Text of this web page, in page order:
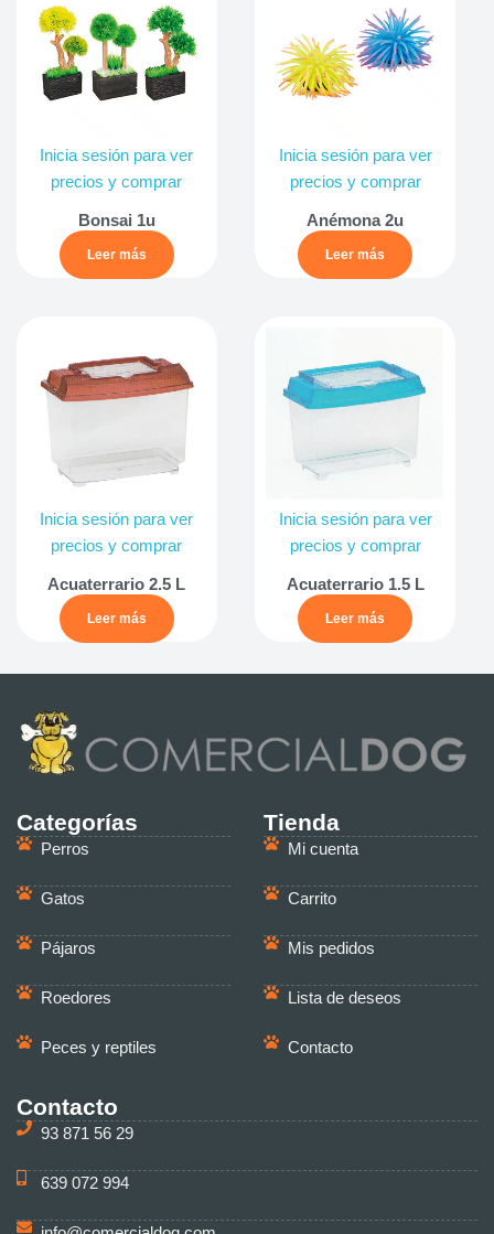
Inicia sesión para ver
precios y comprar
Bonsai 1u
Leer más
Inicia sesión para ver
precios y comprar
Anémona 2u
Leer más
Inicia sesión para ver
precios y comprar
Acuaterrario 2.5 L
Leer más
Inicia sesión para ver
precios y comprar
Acuaterrario 1.5 L
Leer más
Categorías
Perros
Gatos
Pájaros
Roedores
Peces y reptiles
Tienda
Mi cuenta
Carrito
Mis pedidos
Lista de deseos
Contacto
Contacto
93 871 56 29
639 072 994